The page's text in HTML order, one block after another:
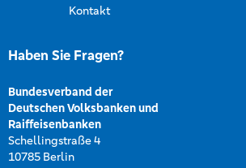
Kontakt
Haben Sie Fragen?
Bundesverband der
Deutschen Volksbanken und
Raiffeisenbanken
Schellingstraße 4
10785 Berlin